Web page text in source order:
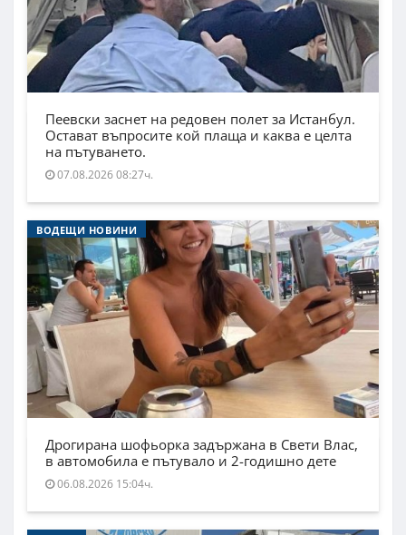
Пеевски заснет на редовен полет за Истанбул.
Остават въпросите кой плаща и каква е целта
на пътуването.
07.08.2026 08:27ч.
ВОДЕЩИ НОВИНИ
Дрогирана шофьорка задържана в Свети Влас,
в автомобила е пътувало и 2-годишно дете
06.08.2026 15:04ч.